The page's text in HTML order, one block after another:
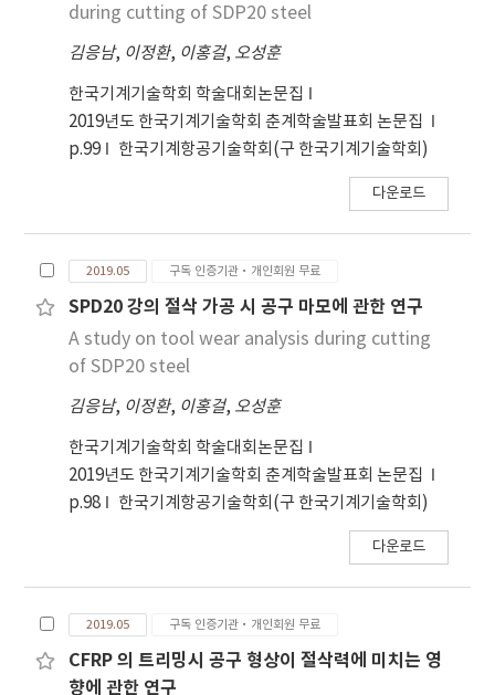
during cutting of SDP20 steel
김응남, 이정환, 이홍걸, 오성훈
한국기계기술학회 학술대회논문집
2019년도 한국기계기술학회 춘계학술발표회 논문집
p.99
한국기계항공기술학회(구 한국기계기술학회)
다운로드
2019.05 구독 인증기관·개인회원 무료
SPD20 강의 절삭 가공 시 공구 마모에 관한 연구
A study on tool wear analysis during cutting
of SDP20 steel
김응남, 이정환, 이홍걸, 오성훈
한국기계기술학회 학술대회논문집
2019년도 한국기계기술학회 춘계학술발표회 논문집
p.98
한국기계항공기술학회(구 한국기계기술학회)
다운로드
2019.05 구독 인증기관·개인회원 무료
CFRP 의 트리밍시 공구 형상이 절삭력에 미치는 영
향에 관한 연구